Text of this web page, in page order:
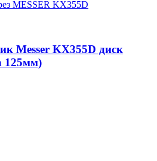
Messer KX355D диск
125мм)